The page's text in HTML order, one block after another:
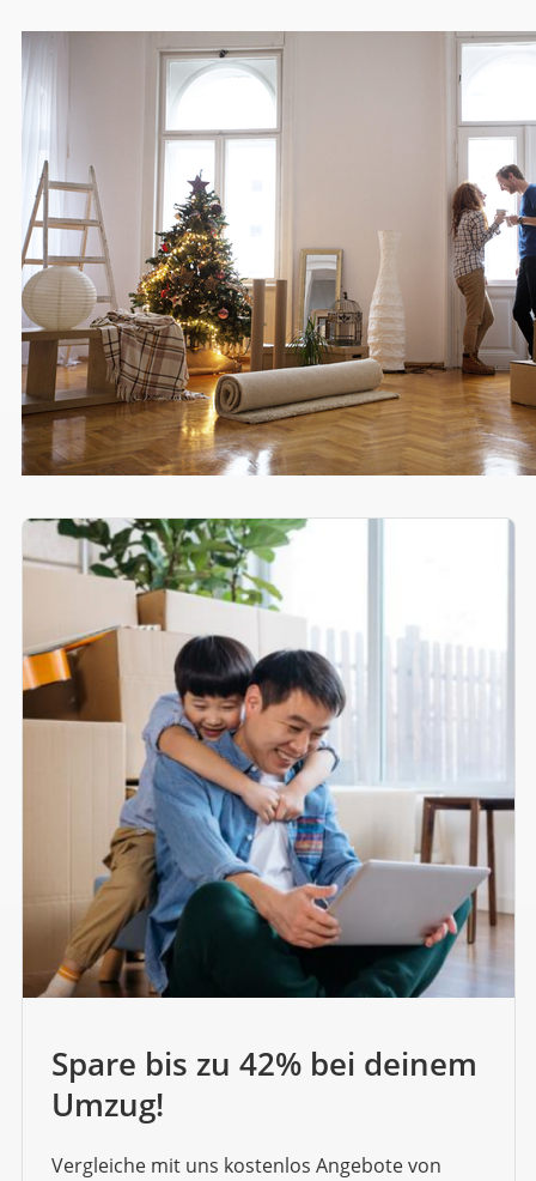
Spare bis zu 42% bei deinem
Umzug!
Vergleiche mit uns kostenlos Angebote von